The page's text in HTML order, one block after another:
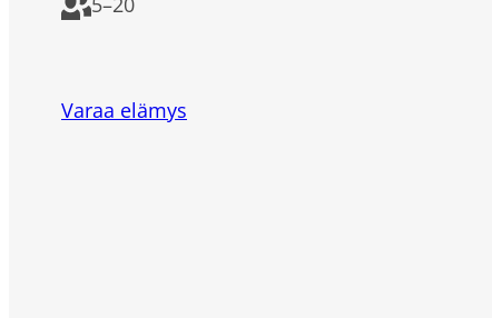
Varaa elämys